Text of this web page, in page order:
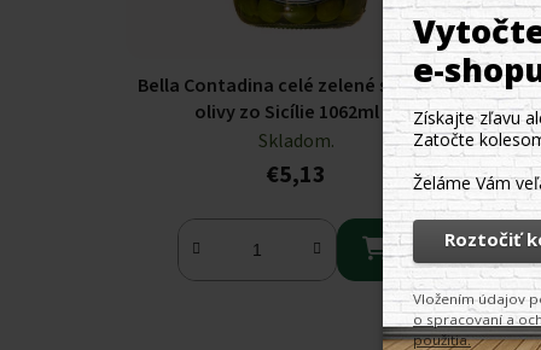
Bella Contadina celé zelené sladké
olivy zo Sicílie 1062ml
Skladom.
€5,13

Bella
...